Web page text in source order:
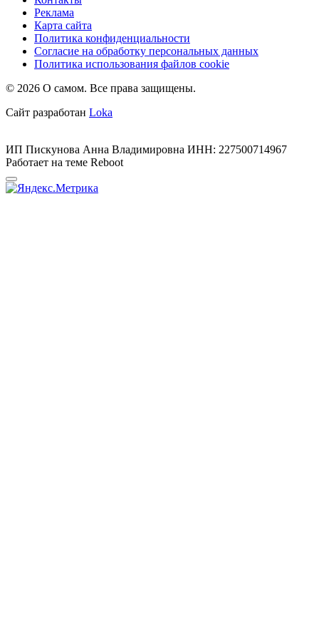
Реклама
Карта сайта
Политика конфиденциальности
Согласие на обработку персональных данных
Политика использования файлов cookie
© 2026 О самом. Все права защищены.
Сайт разработан Loka
ИП Пискунова Анна Владимировна ИНН: 227500714967
Работает на теме Reboot